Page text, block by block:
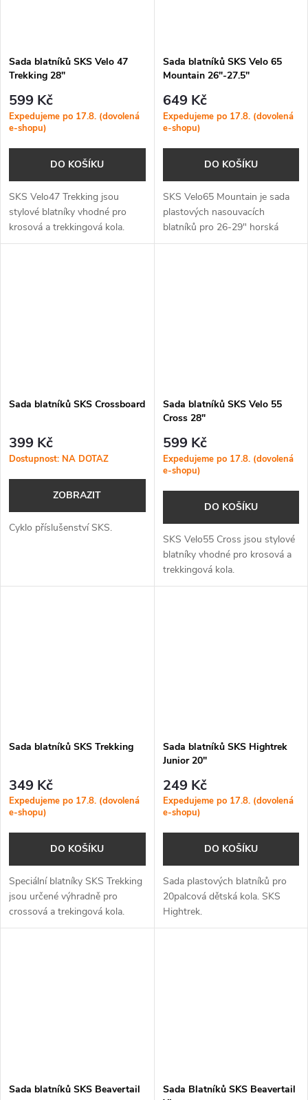
Sada blatníků SKS Velo 47
Trekking 28"
599 Kč
Expedujeme po 17.8. (dovolená
e-shopu)
DO KOŠÍKU
SKS Velo47 Trekking jsou
stylové blatníky vhodné pro
krosová a trekkingová kola.
Sada blatníků SKS Velo 65
Mountain 26"-27.5"
649 Kč
Expedujeme po 17.8. (dovolená
e-shopu)
DO KOŠÍKU
SKS Velo65 Mountain je sada
plastových nasouvacích
blatníků pro 26-29" horská
kola.
Sada blatníků SKS Crossboard
399 Kč
Dostupnost: NA DOTAZ
ZOBRAZIT
Cyklo příslušenství SKS.
Sada blatníků SKS Velo 55
Cross 28"
599 Kč
Expedujeme po 17.8. (dovolená
e-shopu)
DO KOŠÍKU
SKS Velo55 Cross jsou stylové
blatníky vhodné pro krosová a
trekkingová kola.
Sada blatníků SKS Trekking
349 Kč
Expedujeme po 17.8. (dovolená
e-shopu)
DO KOŠÍKU
Speciální blatníky SKS Trekking
jsou určené výhradně pro
crossová a trekingová kola.
Sada blatníků SKS Hightrek
Junior 20"
249 Kč
Expedujeme po 17.8. (dovolená
e-shopu)
DO KOŠÍKU
Sada plastových blatníků pro
20palcová dětská kola. SKS
Hightrek.
Sada blatníků SKS Beavertail
Sada Blatníků SKS Beavertail